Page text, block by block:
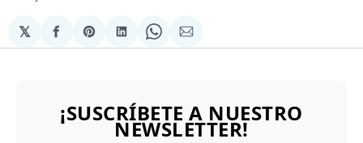
𝕏
Compartir
en
Share
on
Compartir
en
Share
on
Compartir
via
¡SUSCRÍBETE A NUESTRO
NEWSLETTER!